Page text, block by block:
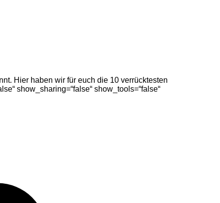
Hier haben wir für euch die 10 verrücktesten
show_sharing=“false“ show_tools=“false“